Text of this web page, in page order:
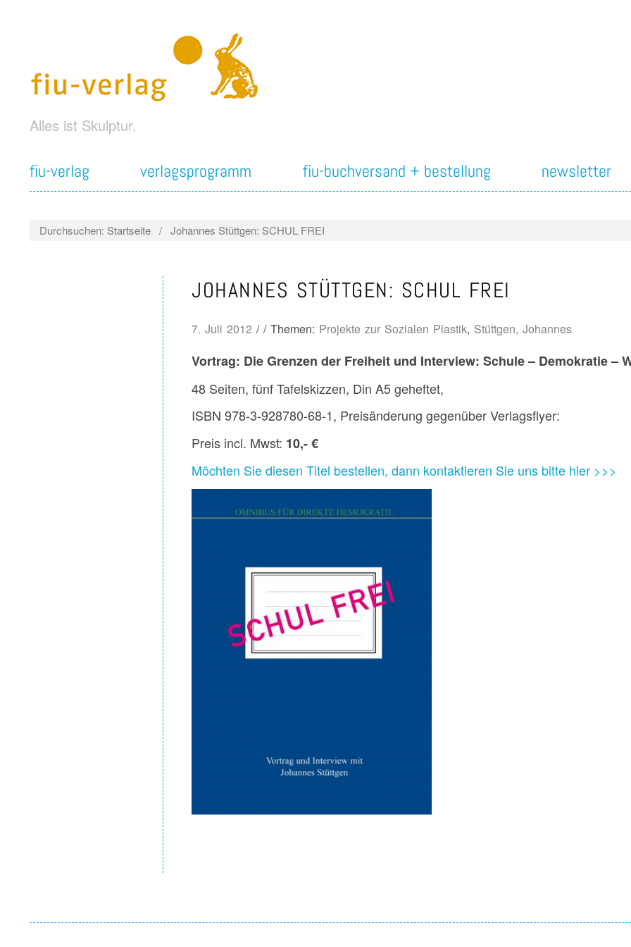
Alles ist Skulptur.
fiu-verlag verlagsprogramm fiu-buchversand + bestellung newsletter
Durchsuchen: Startseite / Johannes Stüttgen: SCHUL FREI
JOHANNES STÜTTGEN: SCHUL FREI
7. Juli 2012 / / Themen: Projekte zur Sozialen Plastik, Stüttgen, Johannes
Vortrag: Die Grenzen der Freiheit und Interview: Schule – Demokratie –
48 Seiten, fünf Tafelskizzen, Din A5 geheftet,
ISBN 978-3-928780-68-1, Preisänderung gegenüber Verlagsflyer:
Preis incl. Mwst: 10,- €
Möchten Sie diesen Titel bestellen, dann kontaktieren Sie uns bitte hier >>>